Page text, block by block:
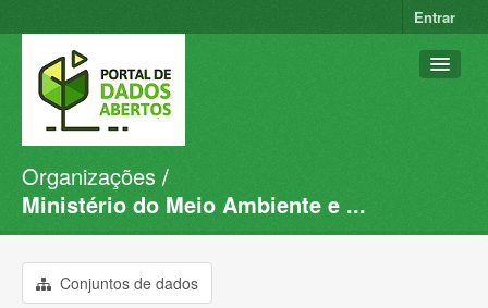
Entrar
Conjuntos de dados
Organizações
Sobre
Organizações
Ministério do Meio Ambiente e ...
Conjuntos de dados